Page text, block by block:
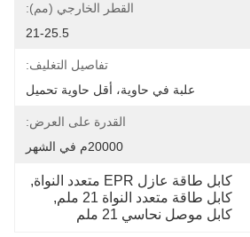
القطر الخارجي (مم):
21-25.5
تفاصيل التغليف:
علبة في حاوية، أقل حاوية تحميل
القدرة على العرض:
20000م في الشهر
كابل طاقة عازل EPR متعدد النواة
,
كابل طاقة متعدد النواة 21 ملم
,
كابل موصل نحاسي 21 ملم